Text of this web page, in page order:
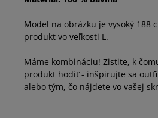
Model na obrázku je vysoký 188
produkt vo veľkosti L.
Máme kombináciu! Zistite, k
produkt hodiť - inšpirujte sa
alebo tým, čo nájdete vo vašej